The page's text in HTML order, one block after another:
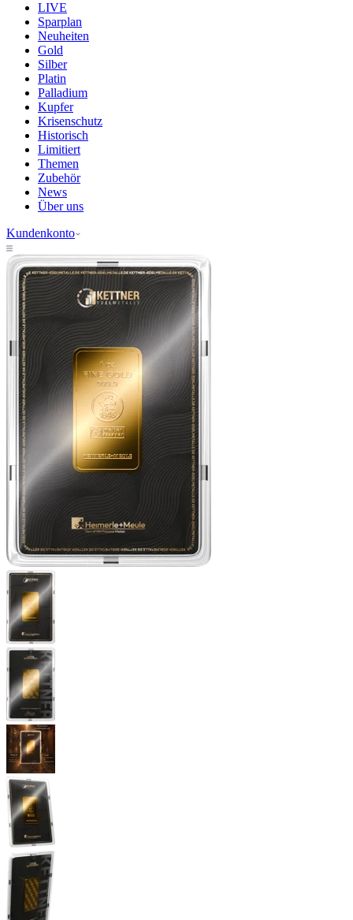
LIVE
Sparplan
Neuheiten
Gold
Silber
Platin
Palladium
Kupfer
Krisenschutz
Historisch
Limitiert
Themen
Zubehör
News
Über uns
Kundenkonto